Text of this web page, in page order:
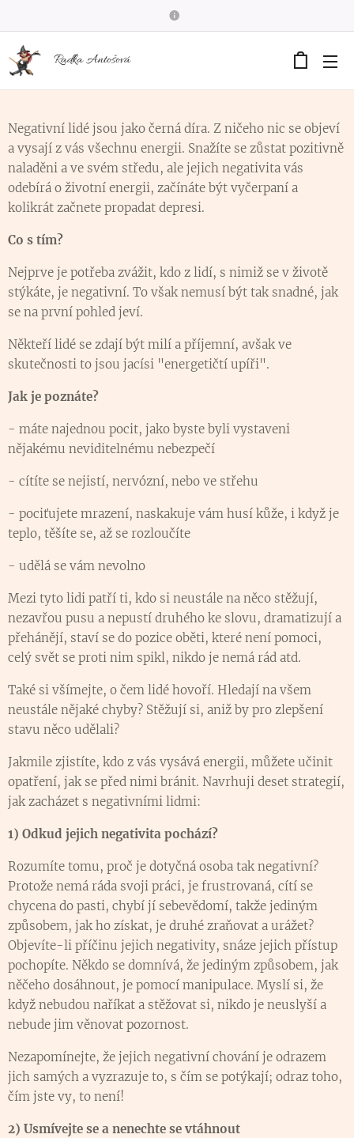
Radka Antošová
Negativní lidé jsou jako černá díra. Z ničeho nic se objeví
a vysají z vás všechnu energii. Snažíte se zůstat pozitivně
naladěni a ve svém středu, ale jejich negativita vás
odebírá o životní energii, začínáte být vyčerpaní a
kolikrát začnete propadat depresi.
Co s tím?
Nejprve je potřeba zvážit, kdo z lidí, s nimiž se v životě
stýkáte, je negativní. To však nemusí být tak snadné, jak
se na první pohled jeví.
Někteří lidé se zdají být milí a příjemní, avšak ve
skutečnosti to jsou jacísi "energetičtí upíři".
Jak je poznáte?
- máte najednou pocit, jako byste byli vystaveni
nějakému neviditelnému nebezpečí
- cítíte se nejistí, nervózní, nebo ve střehu
- pociťujete mrazení, naskakuje vám husí kůže, i když je
teplo, těšíte se, až se rozloučíte
- udělá se vám nevolno
Mezi tyto lidi patří ti, kdo si neustále na něco stěžují,
nezavřou pusu a nepustí druhého ke slovu, dramatizují a
přehánějí, staví se do pozice oběti, které není pomoci,
celý svět se proti nim spikl, nikdo je nemá rád atd.
Také si všímejte, o čem lidé hovoří. Hledají na všem
neustále nějaké chyby? Stěžují si, aniž by pro zlepšení
stavu něco udělali?
Jakmile zjistíte, kdo z vás vysává energii, můžete učinit
opatření, jak se před nimi bránit. Navrhuji deset strategií,
jak zacházet s negativními lidmi:
1) Odkud jejich negativita pochází?
Rozumíte tomu, proč je dotyčná osoba tak negativní?
Protože nemá ráda svoji práci, je frustrovaná, cítí se
chycena do pasti, chybí jí sebevědomí, takže jediným
způsobem, jak ho získat, je druhé zraňovat a urážet?
Objevíte-li příčinu jejich negativity, snáze jejich přístup
pochopíte. Někdo se domnívá, že jediným způsobem, jak
něčeho dosáhnout, je pomocí manipulace. Myslí si, že
když nebudou naříkat a stěžovat si, nikdo je neuslyší a
nebude jim věnovat pozornost.
Nezapomínejte, že jejich negativní chování je odrazem
jich samých a vyzrazuje to, s čím se potýkají; odraz toho,
čím jste vy, to není!
2) Usmívejte se a nenechte se vtáhnout